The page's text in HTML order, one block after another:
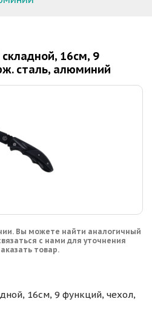
16см, 9
сталь, алюминий
Вы можете найти аналогичный
с нами для уточнения
товар.
16см, 9 функций, чехол,